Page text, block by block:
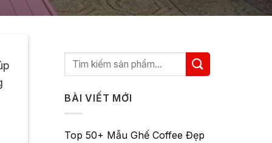
BÀI VIẾT MỚI
Top 50+ Mẫu Ghế Coffee Đẹp